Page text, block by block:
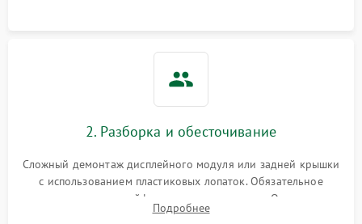
2. Разборка и обесточивание
Сложный демонтаж дисплейного модуля или задней крышки
с использованием пластиковых лопаток. Обязательное
отключение шлейфов матрицы и питания. Очистка
массивной системы охлаждения от скопившейся пыли.
Подробнее